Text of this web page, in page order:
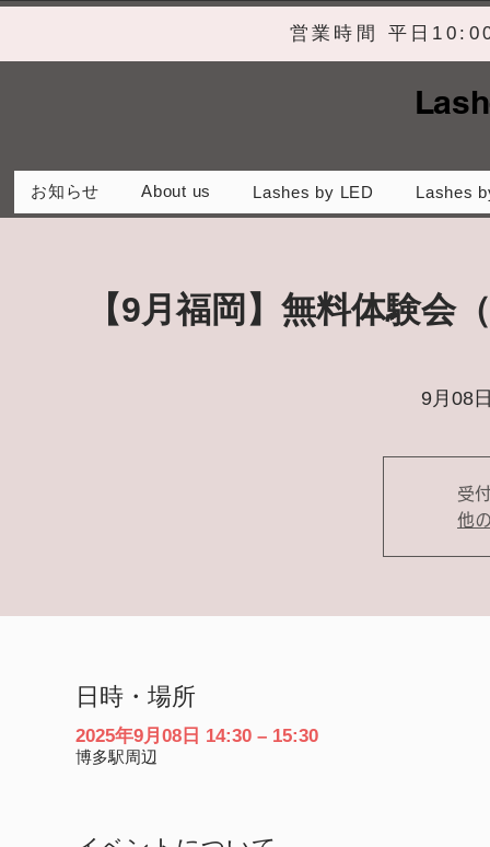
営業時間 平日
お知らせ About us Lashes by LED Lashes
【9月福岡】無料体験会
9月08
受
他
日時・場所
2025年9月08日 14:30 – 15:30
博多駅周辺